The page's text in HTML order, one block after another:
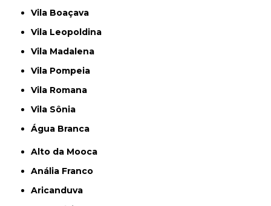
Vila Boaçava
Vila Leopoldina
Vila Madalena
Vila Pompeia
Vila Romana
Vila Sônia
Água Branca
Alto da Mooca
Anália Franco
Aricanduva